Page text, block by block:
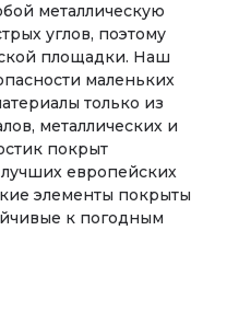
металлическую
углов, поэтому
площадки. Наш
маленьких
только из
металлических и
покрыт
европейских
элементы покрыты
к погодным